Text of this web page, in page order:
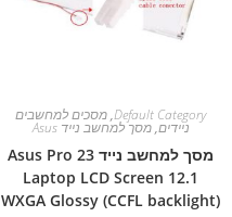
Default Category
,מסכים למחשבים
ניידים,מסך למחשב נייד Asus
מסך למחשב נייד Asus Pro 23
Laptop LCD Screen 12.1
WXGA Glossy (CCFL backlight)